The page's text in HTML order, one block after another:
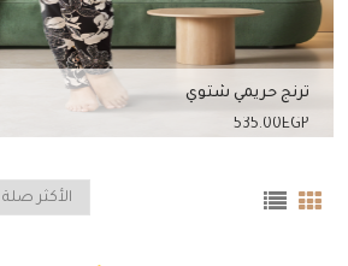
ترنج حريمي شتوي
535.00EGP